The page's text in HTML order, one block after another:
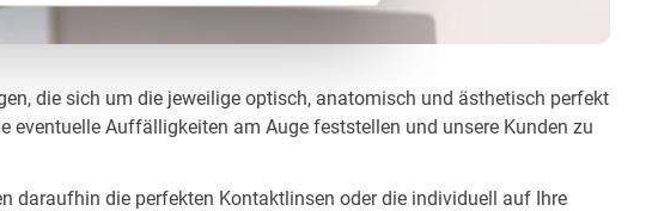
die sich um die jeweilige optisch, anatomisch und ästhetisch perfekt
Auffälligkeiten am Auge feststellen und unsere Kunden zu
daraufhin die perfekten Kontaktlinsen oder die individuell auf Ihre